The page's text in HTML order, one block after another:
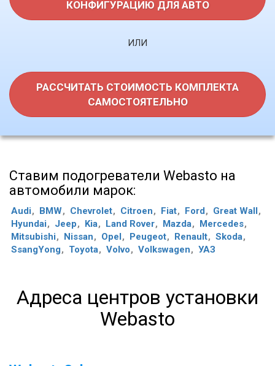
КОНФИГУРАЦИЮ ДЛЯ АВТО
ИЛИ
РАССЧИТАТЬ СТОИМОСТЬ КОМПЛЕКТА
САМОСТОЯТЕЛЬНО
Ставим подогреватели Webasto на
автомобили марок:
Audi BMW Chevrolet Citroen Fiat Ford
Great Wall
Hyundai
Jeep Kia Land Rover Mazda
Mercedes
Mitsubishi
Nissan Opel Peugeot Renault
Skoda
SsangYong
Toyota Volvo Volkswagen УАЗ
Адреса центров установки
Webasto